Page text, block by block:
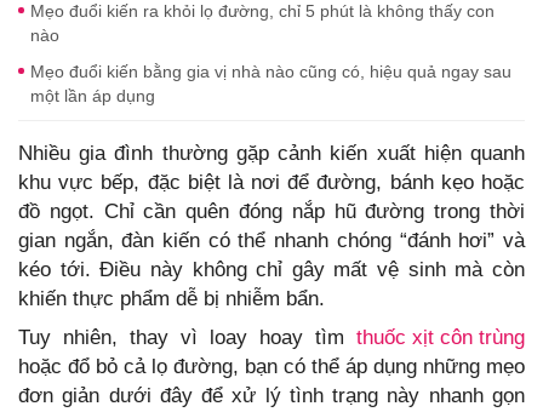
Mẹo đuổi kiến ra khỏi lọ đường, chỉ 5 phút là không thấy con
nào
Mẹo đuổi kiến bằng gia vị nhà nào cũng có, hiệu quả ngay sau
một lần áp dụng
Nhiều gia đình thường gặp cảnh kiến xuất hiện quanh
khu vực bếp, đặc biệt là nơi để đường, bánh kẹo hoặc
đồ ngọt. Chỉ cần quên đóng nắp hũ đường trong thời
gian ngắn, đàn kiến có thể nhanh chóng “đánh hơi” và
kéo tới. Điều này không chỉ gây mất vệ sinh mà còn
khiến thực phẩm dễ bị nhiễm bẩn.
Tuy nhiên, thay vì loay hoay tìm thuốc xịt côn trùng
hoặc đổ bỏ cả lọ đường, bạn có thể áp dụng những mẹo
đơn giản dưới đây để xử lý tình trạng này nhanh gọn